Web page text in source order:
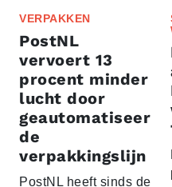
VERPAKKEN
PostNL
vervoert 13
procent minder
lucht door
geautomatiseer
de
verpakkingslijn
PostNL heeft sinds de